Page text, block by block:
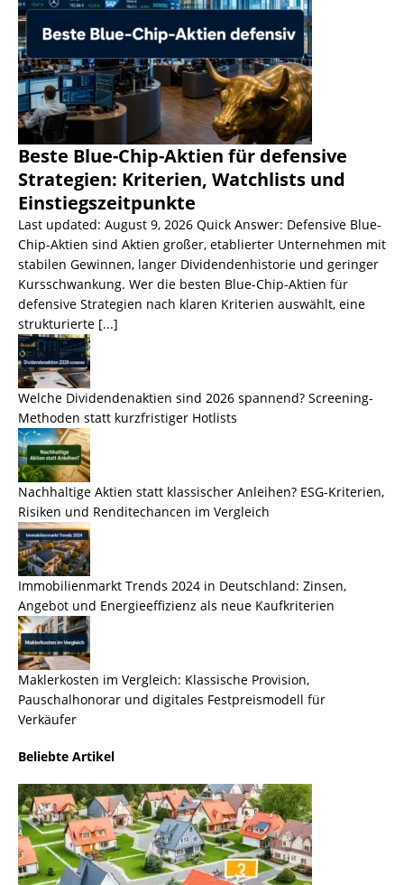
Beste Blue-Chip-Aktien für defensive
Strategien: Kriterien, Watchlists und
Einstiegszeitpunkte
Last updated: August 9, 2026 Quick Answer: Defensive Blue-
Chip-Aktien sind Aktien großer, etablierter Unternehmen mit
stabilen Gewinnen, langer Dividendenhistorie und geringer
Kursschwankung. Wer die besten Blue-Chip-Aktien für
defensive Strategien nach klaren Kriterien auswählt, eine
strukturierte [...]
Welche Dividendenaktien sind 2026 spannend? Screening-
Methoden statt kurzfristiger Hotlists
Nachhaltige Aktien statt klassischer Anleihen? ESG-Kriterien,
Risiken und Renditechancen im Vergleich
Immobilienmarkt Trends 2024 in Deutschland: Zinsen,
Angebot und Energieeffizienz als neue Kaufkriterien
Maklerkosten im Vergleich: Klassische Provision,
Pauschalhonorar und digitales Festpreismodell für
Verkäufer
Beliebte Artikel